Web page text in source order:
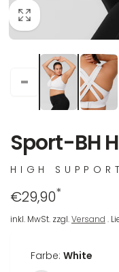
Sport-BH
HIGH SUPPORT
Regulärer
Preis
€29,90*
inkl. MwSt. zzgl.Versand .
Farbe: White